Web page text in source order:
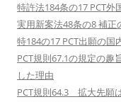
特許法184条の17 PCT
実用新案法48条の8 補正
特184の17 PCT出願の
PCT規則67.1の規定の
した理由
PCT規則64.3 拡大先願